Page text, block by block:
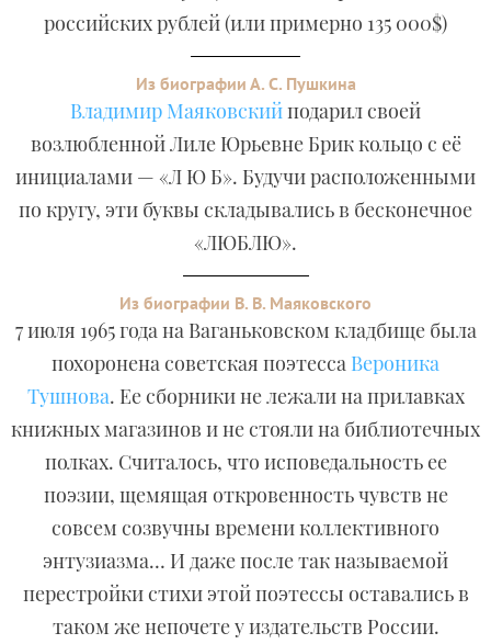
российских рублей (или примерно 135 000$)
Из биографии А. С. Пушкина
Владимир Маяковскийподарил своей
возлюбленной Лиле Юрьевне Брик кольцо с её
инициалами — «Л Ю Б». Будучи расположенными
по кругу, эти буквы складывались в бесконечное
«ЛЮБЛЮ».
Из биографии В. В. Маяковского
7 июля 1965 года на Ваганьковском кладбище была
похоронена советская поэтесса Вероника
Тушнова. Ее сборники не лежали на прилавках
книжных магазинов и не стояли на библиотечных
полках. Считалось, что исповедальность ее
поэзии, щемящая откровенность чувств не
совсем созвучны времени коллективного
энтузиазма… И даже после так называемой
перестройки стихи этой поэтессы оставались в
таком же непочете у издательств России.